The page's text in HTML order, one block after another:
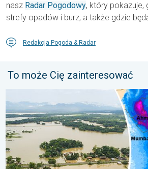
nasz Radar Pogodowy, który pokazuje,
strefy opadów i burz, a także gdzie
Redakcja Pogoda & Radar
To może Cię zainteresować
Powodzie i osuwiska w Azji.